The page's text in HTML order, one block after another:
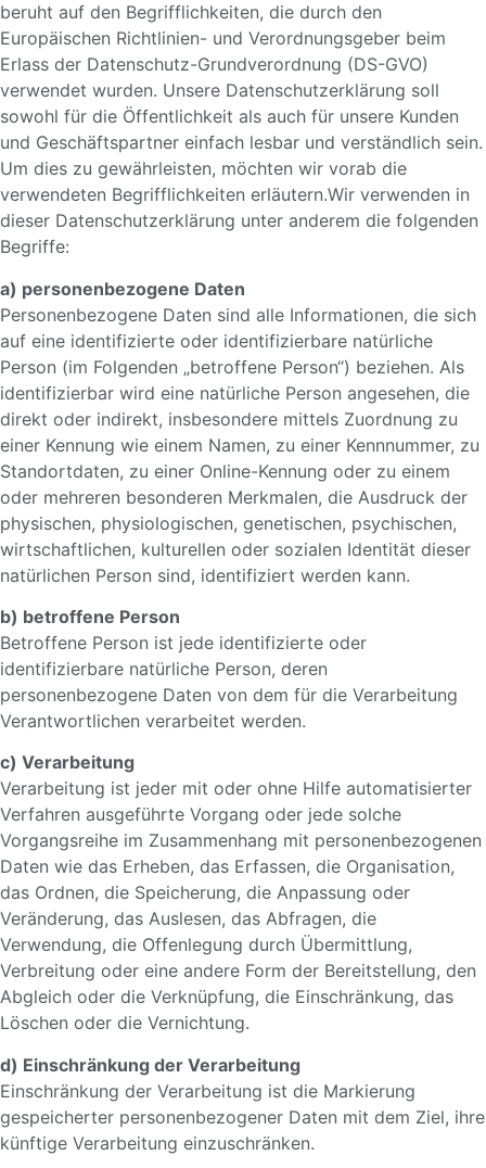
beruht auf den Begrifflichkeiten, die durch den
Europäischen Richtlinien- und Verordnungsgeber beim
Erlass der Datenschutz-Grundverordnung (DS-GVO)
verwendet wurden. Unsere Datenschutzerklärung soll
sowohl für die Öffentlichkeit als auch für unsere Kunden
und Geschäftspartner einfach lesbar und verständlich sein.
Um dies zu gewährleisten, möchten wir vorab die
verwendeten Begrifflichkeiten erläutern.Wir verwenden in
dieser Datenschutzerklärung unter anderem die folgenden
Begriffe:
a) personenbezogene Daten
Personenbezogene Daten sind alle Informationen, die sich
auf eine identifizierte oder identifizierbare natürliche
Person (im Folgenden „betroffene Person“) beziehen. Als
identifizierbar wird eine natürliche Person angesehen, die
direkt oder indirekt, insbesondere mittels Zuordnung zu
einer Kennung wie einem Namen, zu einer Kennnummer, zu
Standortdaten, zu einer Online-Kennung oder zu einem
oder mehreren besonderen Merkmalen, die Ausdruck der
physischen, physiologischen, genetischen, psychischen,
wirtschaftlichen, kulturellen oder sozialen Identität dieser
natürlichen Person sind, identifiziert werden kann.
b) betroffene Person
Betroffene Person ist jede identifizierte oder
identifizierbare natürliche Person, deren
personenbezogene Daten von dem für die Verarbeitung
Verantwortlichen verarbeitet werden.
c) Verarbeitung
Verarbeitung ist jeder mit oder ohne Hilfe automatisierter
Verfahren ausgeführte Vorgang oder jede solche
Vorgangsreihe im Zusammenhang mit personenbezogenen
Daten wie das Erheben, das Erfassen, die Organisation,
das Ordnen, die Speicherung, die Anpassung oder
Veränderung, das Auslesen, das Abfragen, die
Verwendung, die Offenlegung durch Übermittlung,
Verbreitung oder eine andere Form der Bereitstellung, den
Abgleich oder die Verknüpfung, die Einschränkung, das
Löschen oder die Vernichtung.
d) Einschränkung der Verarbeitung
Einschränkung der Verarbeitung ist die Markierung
gespeicherter personenbezogener Daten mit dem Ziel, ihre
künftige Verarbeitung einzuschränken.